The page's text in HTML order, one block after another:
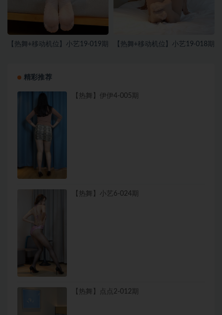
【热舞+移动机位】小艺19-019期 【热舞+移动机位】小艺19-018期
精彩推荐
【热舞】伊伊4-005期
【热舞】小艺6-024期
【热舞】点点2-012期